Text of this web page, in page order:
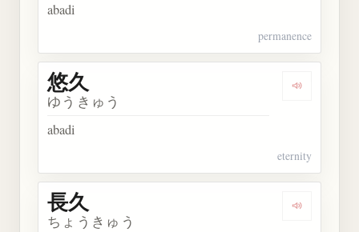
abadi
permanence
Dengarkan
悠久
ゆうきゅう
abadi
eternity
Dengarkan
長久
ちょうきゅう